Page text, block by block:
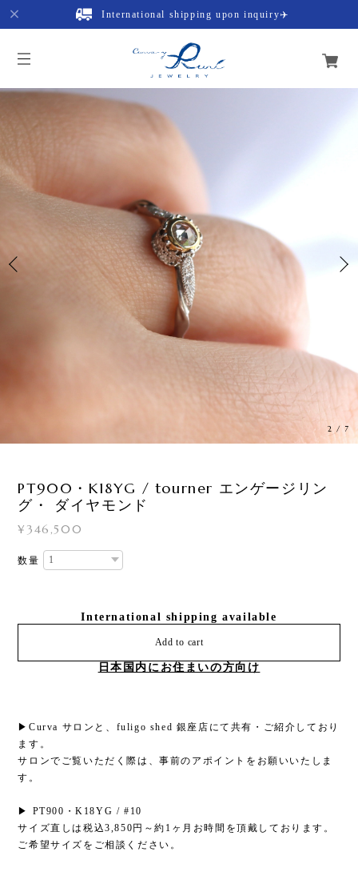
International shipping upon inquiry✈️
3 / 7
PT900・K18YG / tourner エンゲージリン
グ・ ダイヤモンド
¥346,500
数量
International shipping available
Add to cart
日本国内にお住まいの方向け
▶Curva サロンと、fuligo shed 銀座店にて共有・ご紹介しており
ます。
サロンでご覧いただく際は、事前のアポイントをお願いいたしま
す。
▶ PT900・K18YG / #10
サイズ直しは税込3,850円～約1ヶ月お時間を頂戴しております。
ご希望サイズをご相談ください。